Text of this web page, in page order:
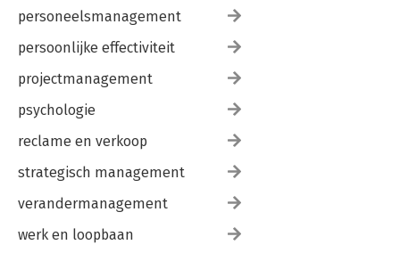
personeelsmanagement
persoonlijke effectiviteit
projectmanagement
psychologie
reclame en verkoop
strategisch management
verandermanagement
werk en loopbaan